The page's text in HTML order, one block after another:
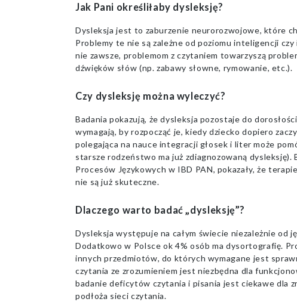
Jak Pani określiłaby dysleksję?
Dysleksja jest to zaburzenie neurorozwojowe, które
Problemy te nie są zależne od poziomu inteligencji
nie zawsze, problemom z czytaniem towarzyszą
dźwięków słów (np. zabawy słowne, rymowanie, etc.).
Czy dysleksję można wyleczyć?
Badania pokazują, że dysleksja pozostaje do
wymagają, by rozpocząć je, kiedy dziecko dopiero
polegająca na nauce integracji głosek i liter może
starsze rodzeństwo ma już zdiagnozowaną
Procesów Językowych w IBD PAN, pokazały, że
nie są już skuteczne.
Dlaczego warto badać „dysleksję”?
Dysleksja występuje na całym świecie niezależnie od
Dodatkowo w Polsce ok 4% osób ma dysortografię.
innych przedmiotów, do których wymagane jest
czytania ze zrozumieniem jest niezbędna dla
badanie deficytów czytania i pisania jest ciekawe dla
podłoża sieci czytania.